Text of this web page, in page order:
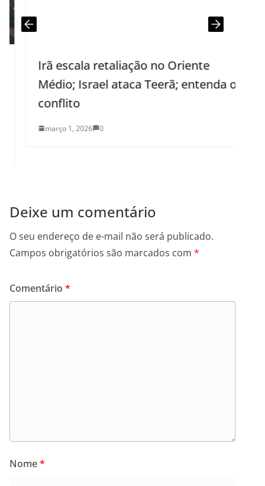
Irã escala retaliação no Oriente
Médio; Israel ataca Teerã; entenda o
conflito
março 1, 2026 0
Deixe um comentário
O seu endereço de e-mail não será publicado.
Campos obrigatórios são marcados com *
Comentário *
Nome*